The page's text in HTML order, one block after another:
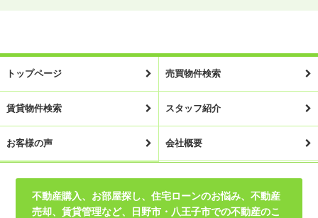
トップページ 売買物件検索
賃貸物件検索 スタッフ紹介
お客様の声 会社概要
不動産購入、お部屋探し、住宅ローンのお悩み、不動産
売却、賃貸管理など、日野市・八王子市での不動産のこ